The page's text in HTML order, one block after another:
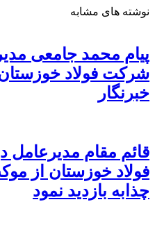
نوشته های مشابه
پیام محمد جامعی
شرکت فولاد
خبرنگار
قائم مقام مدیرعامل
فولاد خوزستان از
چذابه بازدید نمود